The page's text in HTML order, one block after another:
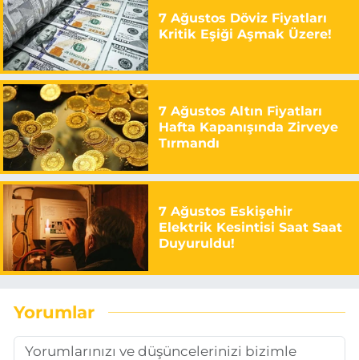
7 Ağustos Döviz Fiyatları
Kritik Eşiği Aşmak Üzere!
7 Ağustos Altın Fiyatları
Hafta Kapanışında Zirveye
Tırmandı
7 Ağustos Eskişehir
Elektrik Kesintisi Saat Saat
Duyuruldu!
Yorumlar